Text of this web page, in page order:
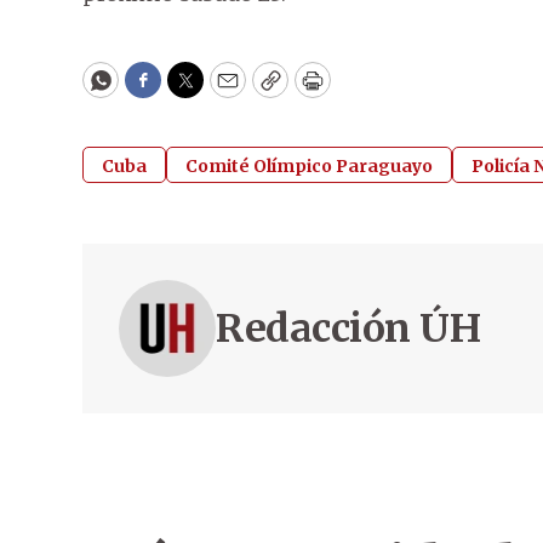
WhatsApp
Facebook
Twitter
EmailCopyPrint
Cuba Comité Olímpico Paraguayo Policía
Redacción ÚH